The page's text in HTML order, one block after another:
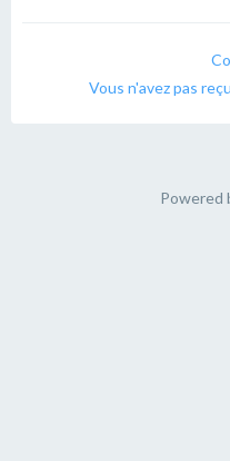
Vous n'avez pas
Powered